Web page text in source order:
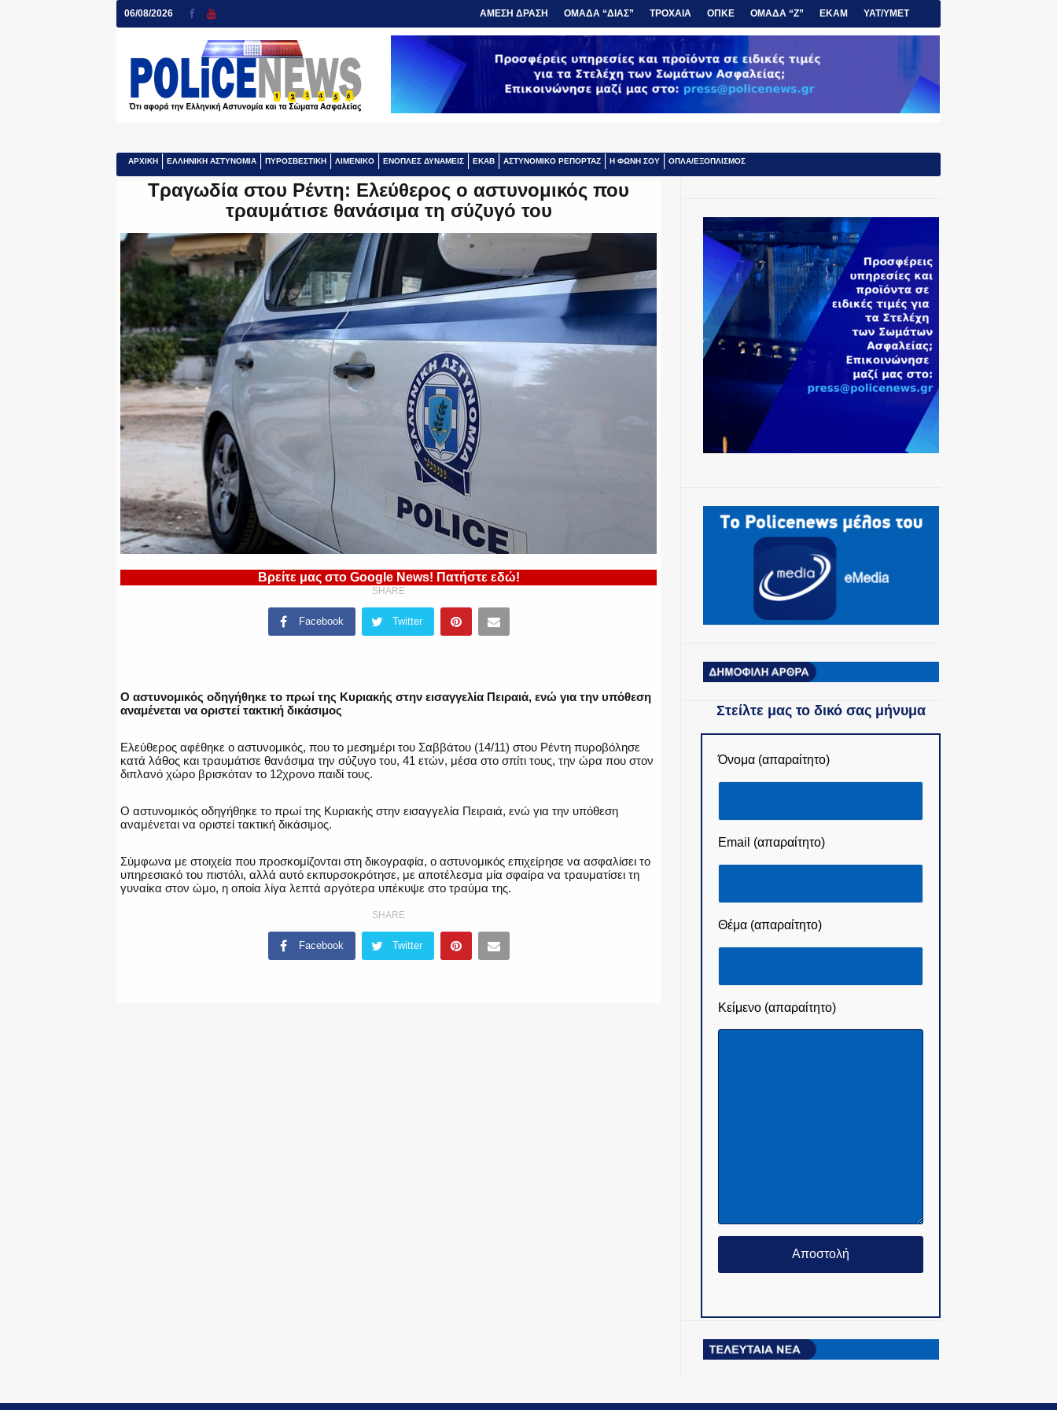
06/08/2026 ΑΜΕΣΗ ΔΡΑΣΗ ΟΜΑΔΑ “ΔΙΑΣ” ΤΡΟΧΑΙΑ ΟΠΚΕ ΟΜΑΔΑ “Ζ” ΕΚΑΜ ΥΑΤ/ΥΜΕΤ
ΑΡΧΙΚΗ ΕΛΛΗΝΙΚΗ ΑΣΤΥΝΟΜΙΑ ΠΥΡΟΣΒΕΣΤΙΚΗ ΛΙΜΕΝΙΚΟ ΕΝΟΠΛΕΣ ΔΥΝΑΜΕΙΣ ΕΚΑΒ ΑΣΤΥΝΟΜΙΚΟ ΡΕΠΟΡΤΑΖ Η ΦΩΝΗ ΣΟΥ ΟΠΛΑ/ΕΞΟΠΛΙΣΜΟΣ
Τραγωδία στου Ρέντη: Ελεύθερος ο αστυνομικός που
τραυμάτισε θανάσιμα τη σύζυγό του
Βρείτε μας στο Google News! Πατήστε εδώ!
SHARE
Facebook Twitter
Ο αστυνομικός οδηγήθηκε το πρωί της Κυριακής στην εισαγγελία Πειραιά, ενώ για την υπόθεση
αναμένεται να οριστεί τακτική δικάσιμος
Eλεύθερος αφέθηκε ο αστυνομικός, που το μεσημέρι του Σαββάτου (14/11) στου Ρέντη πυροβόλησε
κατά λάθος και τραυμάτισε θανάσιμα την σύζυγο του, 41 ετών, μέσα στο σπίτι τους, την ώρα που στον
διπλανό χώρο βρισκόταν το 12χρονο παιδί τους.
Ο αστυνομικός οδηγήθηκε το πρωί της Κυριακής στην εισαγγελία Πειραιά, ενώ για την υπόθεση
αναμένεται να οριστεί τακτική δικάσιμος.
Σύμφωνα με στοιχεία που προσκομίζονται στη δικογραφία, ο αστυνομικός επιχείρησε να ασφαλίσει το
υπηρεσιακό του πιστόλι, αλλά αυτό εκπυρσοκρότησε, με αποτέλεσμα μία σφαίρα να τραυματίσει τη
γυναίκα στον ώμο, η οποία λίγα λεπτά αργότερα υπέκυψε στο τραύμα της.
SHARE
Facebook Twitter
Στείλτε μας το δικό σας μήνυμα
Όνομα (απαραίτητο)
Email (απαραίτητο)
Θέμα (απαραίτητο)
Κείμενο (απαραίτητο)